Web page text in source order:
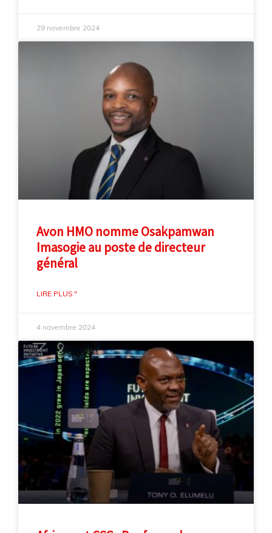
29 novembre 2024
Avon HMO nomme Osakpamwan
Imasogie au poste de directeur
général
LIRE PLUS "
4 novembre 2024